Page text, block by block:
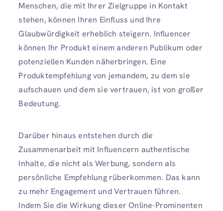
Menschen, die mit Ihrer Zielgruppe in Kontakt
stehen, können Ihren Einfluss und Ihre
Glaubwürdigkeit erheblich steigern. Influencer
können Ihr Produkt einem anderen Publikum oder
potenziellen Kunden näherbringen. Eine
Produktempfehlung von jemandem, zu dem sie
aufschauen und dem sie vertrauen, ist von großer
Bedeutung.
Darüber hinaus entstehen durch die
Zusammenarbeit mit Influencern authentische
Inhalte, die nicht als Werbung, sondern als
persönliche Empfehlung rüberkommen. Das kann
zu mehr Engagement und Vertrauen führen.
Indem Sie die Wirkung dieser Online-Prominenten